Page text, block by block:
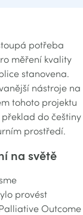
potřeba
měření kvality
stanovena.
nástroje na
tohoto projektu
do češtiny
prostředí.
na světě
provést
Outcome